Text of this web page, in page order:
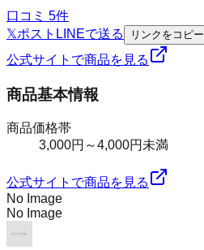
口コミ 5件
𝕏ポスト LINEで送る リンクをコピー
公式サイトで商品を見る
商品基本情報
商品価格帯
3,000円～4,000円未満
公式サイトで商品を見る
No Image
No Image